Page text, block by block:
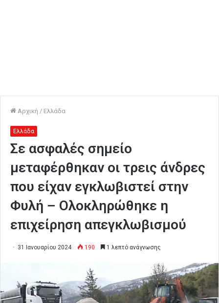
Αρχική / Ελλάδα
Ελλάδα
Σε ασφαλές σημείο
μεταφέρθηκαν οι τρεις άνδρες
που είχαν εγκλωβιστεί στην
Φυλή – Ολοκληρώθηκε η
επιχείρηση απεγκλωβισμού
31 Ιανουαρίου 2024 190 1 λεπτό ανάγνωσης